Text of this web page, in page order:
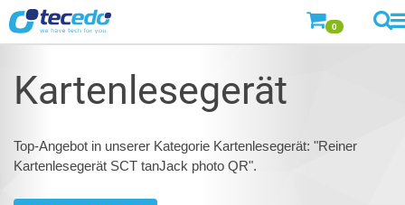
0
Kartenlesegerät
Top-Angebot in unserer Kategorie Kartenlesegerät: "Reiner
Kartenlesegerät SCT tanJack photo QR".